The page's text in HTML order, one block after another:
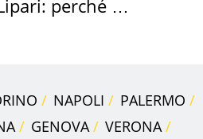
perché è
NAPOLI
PALERMO
GENOVA
VERONA